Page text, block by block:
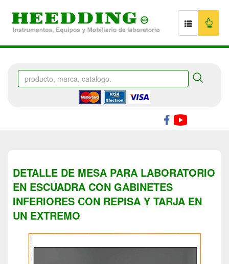
DETALLE DE MESA PARA LABORATORIO
EN ESCUADRA CON GABINETES
INFERIORES CON REPISA Y TARJA EN
UN EXTREMO